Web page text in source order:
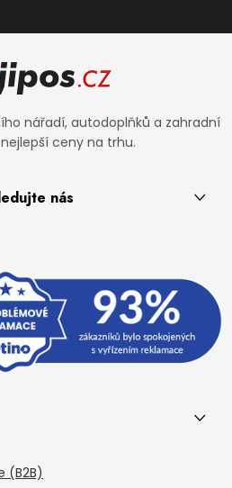
nářadí, autodoplňků a zahradní
ceny na trhu.
nás
(B2B)